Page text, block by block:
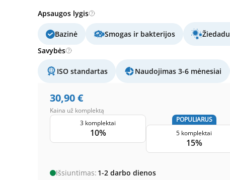
Apsaugos lygis
Bazinė Smogas ir bakterijos
Savybės
ISO standartas Naudojimas 3-6 mėnesiai
30,90€
Kaina už komplektą
3 komplektai
10%
POPULIARUS
5 komplektai
15%
Išsiuntimas: 1-2 darbo dienos